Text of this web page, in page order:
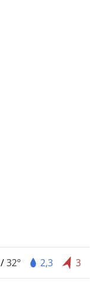
/32° 2,3 3